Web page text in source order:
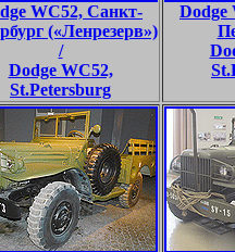
WC52, Санкт-
(«Ленрезерв»)
/
Dodge WC52,
St.Petersburg
Dodge